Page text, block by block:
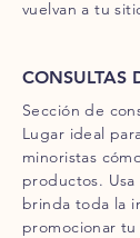
vuelvan a tu
CONSULTAS
Sección de
Lugar ideal
minoristas
productos.
brinda toda la
promocionar